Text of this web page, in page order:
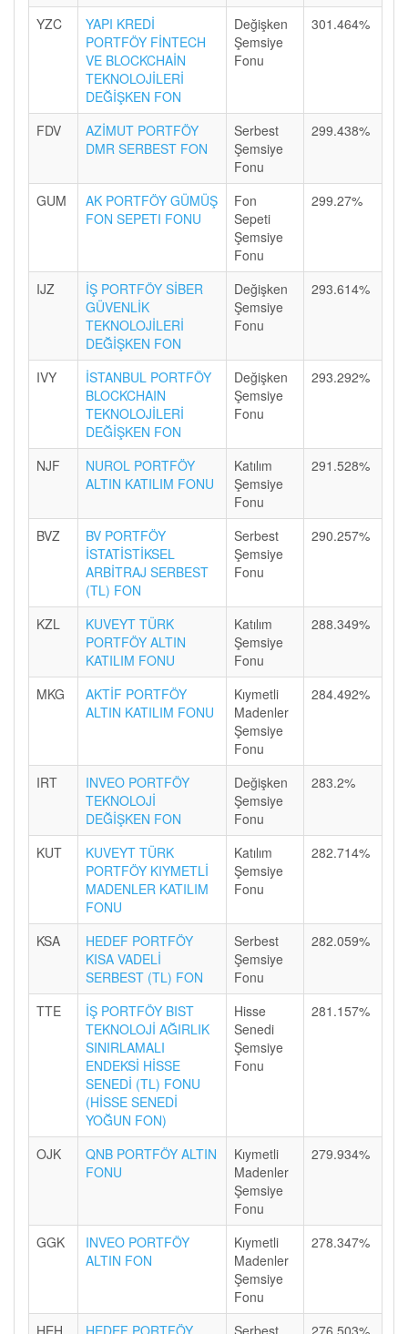
YZC
YAPI KREDİ
PORTFÖY FİNTECH
VE BLOCKCHAİN
TEKNOLOJİLERİ
DEĞİŞKEN FON
Değişken
Şemsiye
Fonu
301.464%
FDV
AZİMUT PORTFÖY
DMR SERBEST FON
Serbest
Şemsiye
Fonu
299.438%
GUM
AK PORTFÖY GÜMÜŞ
FON SEPETI FONU
Fon
Sepeti
Şemsiye
Fonu
299.27%
IJZ
İŞ PORTFÖY SİBER
GÜVENLİK
TEKNOLOJİLERİ
DEĞİŞKEN FON
Değişken
Şemsiye
Fonu
293.614%
IVY
İSTANBUL PORTFÖY
BLOCKCHAIN
TEKNOLOJİLERİ
DEĞİŞKEN FON
Değişken
Şemsiye
Fonu
293.292%
NJF
NUROL PORTFÖY
ALTIN KATILIM FONU
Katılım
Şemsiye
Fonu
291.528%
BVZ
BV PORTFÖY
İSTATİSTİKSEL
ARBİTRAJ SERBEST
(TL) FON
Serbest
Şemsiye
Fonu
290.257%
KZL
KUVEYT TÜRK
PORTFÖY ALTIN
KATILIM FONU
Katılım
Şemsiye
Fonu
288.349%
MKG
AKTİF PORTFÖY
ALTIN KATILIM FONU
Kıymetli
Madenler
Şemsiye
Fonu
284.492%
IRT
INVEO PORTFÖY
TEKNOLOJİ
DEĞİŞKEN FON
Değişken
Şemsiye
Fonu
283.2%
KUT
KUVEYT TÜRK
PORTFÖY KIYMETLİ
MADENLER KATILIM
FONU
Katılım
Şemsiye
Fonu
282.714%
KSA
HEDEF PORTFÖY
KISA VADELİ
SERBEST (TL) FON
Serbest
Şemsiye
Fonu
282.059%
TTE
İŞ PORTFÖY BIST
TEKNOLOJİ AĞIRLIK
SINIRLAMALI
ENDEKSİ HİSSE
SENEDİ (TL) FONU
(HİSSE SENEDİ
YOĞUN FON)
Hisse
Senedi
Şemsiye
Fonu
281.157%
OJK
QNB PORTFÖY ALTIN
FONU
Kıymetli
Madenler
Şemsiye
Fonu
279.934%
GGK
INVEO PORTFÖY
ALTIN FON
Kıymetli
Madenler
Şemsiye
Fonu
278.347%
HEH HEDEF PORTFÖY Serbest 276.503%